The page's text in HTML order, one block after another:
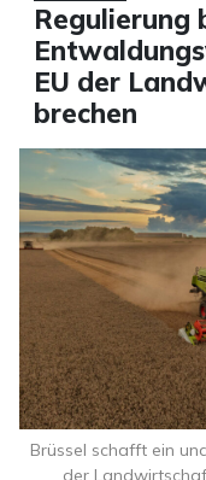
Regulierung
EU der
brechen
Brüssel schafft ein
der